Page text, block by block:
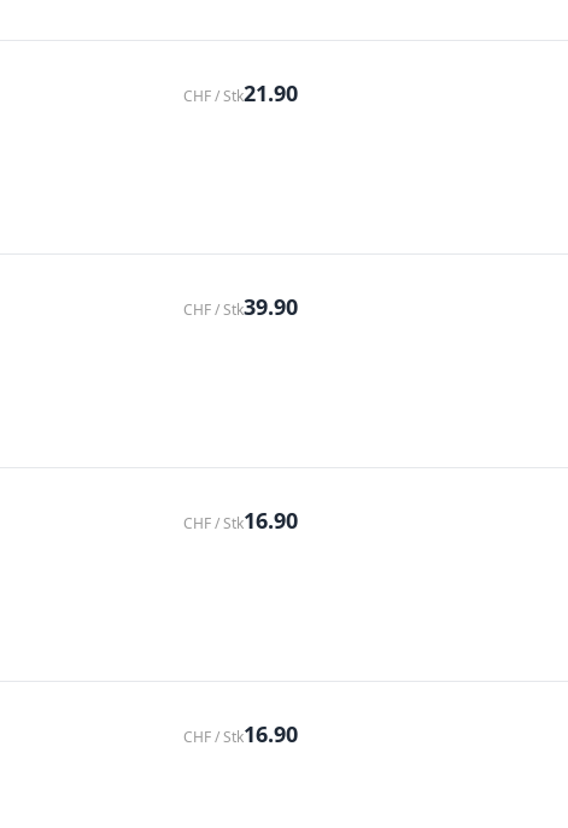
CHF / Stk21.90
CHF / Stk39.90
CHF / Stk16.90
CHF / Stk16.90